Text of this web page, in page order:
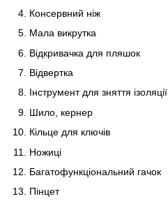
Консервний ніж
Мала викрутка
Відкривачка для пляшок
Відвертка
Інструмент для зняття ізоляції
Шило, кернер
Кільце для ключів
Ножиці
Багатофункціональний гачок
Пінцет